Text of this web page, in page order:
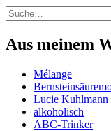
Suche
Aus meinem
Mélange
Lucie Kuhlmann
alkoholisch
ABC-Trinker